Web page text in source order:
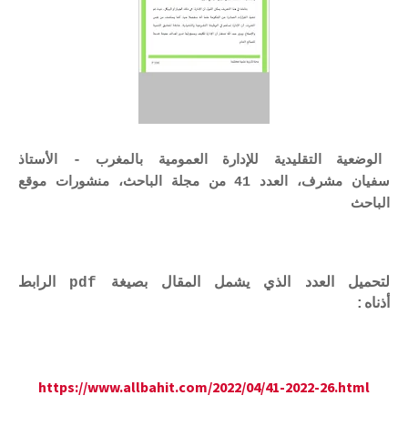
الوضعية التقليدية للإدارة العمومية بالمغرب - الأستاذ
سفيان مشرف، العدد 41 من مجلة الباحث، منشورات موقع
الباحث
لتحميل العدد الذي يشمل المقال بصيغة pdf الرابط
أذناه:
https://www.allbahit.com/2022/04/41-2022-26.html